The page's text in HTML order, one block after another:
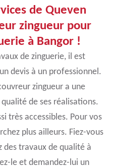
de Queven
zingueur pour
à Bangor !
de zinguerie, il est
devis à un professionnel.
zingueur a une
de ses réalisations.
très accessibles. Pour vos
plus ailleurs. Fiez-vous
travaux de qualité à
le et demandez-lui un